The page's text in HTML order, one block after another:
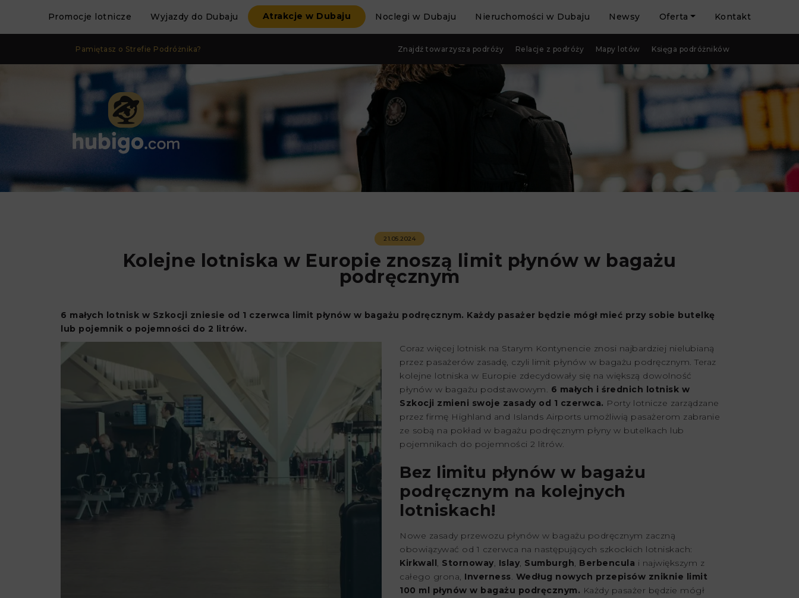
Promocje lotnicze Wyjazdy do Dubaju Atrakcje w Dubaju Noclegi w Dubaju Nieruchomości w Dubaju Newsy Oferta Kontakt
Pamiętasz o Strefie Podróżnika? Znajdź towarzysza podróży Relacje z podróży Mapy lotów Księga podróżników
21.05.2024
Kolejne lotniska w Europie znoszą limit płynów w bagażu
podręcznym
6 małych lotnisk w Szkocji zniesie od 1 czerwca limit płynów w bagażu podręcznym. Każdy pasażer będzie mógł mieć przy sobie butelkę
lub pojemnik o pojemności do 2 litrów.
Coraz więcej lotnisk na Starym Kontynencie znosi najbardziej nielubianą
przez pasażerów zasadę, czyli limit płynów w bagażu podręcznym. Teraz
kolejne lotniska w Europie zdecydowały się na większą dowolność
płynów w bagażu podstawowym. 6 małych i średnich lotnisk w
Szkocji zmieni swoje zasady od 1 czerwca. Porty lotnicze zarządzane
przez firmę Highland and Islands Airports umożliwią pasażerom zabranie
ze sobą na pokład w bagażu podręcznym płyny w butelkach lub
pojemnikach do pojemności 2 litrów.
Bez limitu płynów w bagażu
podręcznym na kolejnych
lotniskach!
Nowe zasady przewozu płynów w bagażu podręcznym zaczną
obowiązywać od 1 czerwca na następujących szkockich lotniskach:
Kirkwall, Stornoway, Islay, Sumburgh, Berbencula i największym z
całego grona, Inverness. Według nowych przepisów zniknie limit
100 ml płynów w bagażu podręcznym. Każdy pasażer będzie mógł